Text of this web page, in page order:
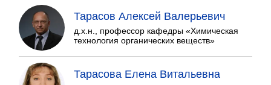
Тарасов Алексей Валерьевич
д.х.н., профессор кафедры «Химическая
технология органических веществ»
Тарасова Елена Витальевна